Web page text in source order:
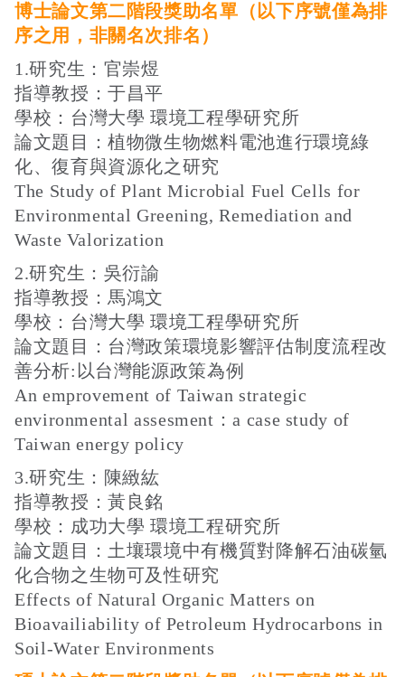
鐵道交通
鐵道立體化
捷運
接受及支付捐補助名冊
工作計畫及經費預算
誠信經營規範
博士論文第二階段獎助名單（以下序號僅為排
序之用，非關名次排名）
1.研究生：官崇煜
指導教授：于昌平
學校：台灣大學 環境工程學研究所
論文題目：植物微生物燃料電池進行環境綠
化、復育與資源化之研究
The Study of Plant Microbial Fuel Cells for
Environmental Greening, Remediation and
Waste Valorization
2.研究生：吳衍諭
指導教授：馬鴻文
學校：台灣大學 環境工程學研究所
論文題目：台灣政策環境影響評估制度流程改
善分析:以台灣能源政策為例
An emprovement of Taiwan strategic
environmental assesment：a case study of
Taiwan energy policy
3.研究生：陳緻紘
指導教授：黃良銘
學校：成功大學 環境工程研究所
論文題目：土壤環境中有機質對降解石油碳氫
化合物之生物可及性研究
Effects of Natural Organic Matters on
Bioavailiability of Petroleum Hydrocarbons in
Soil-Water Environments